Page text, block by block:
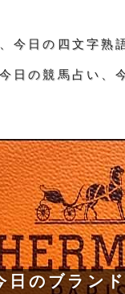
今日の四文字熟
日の競馬占い、
日のブラン